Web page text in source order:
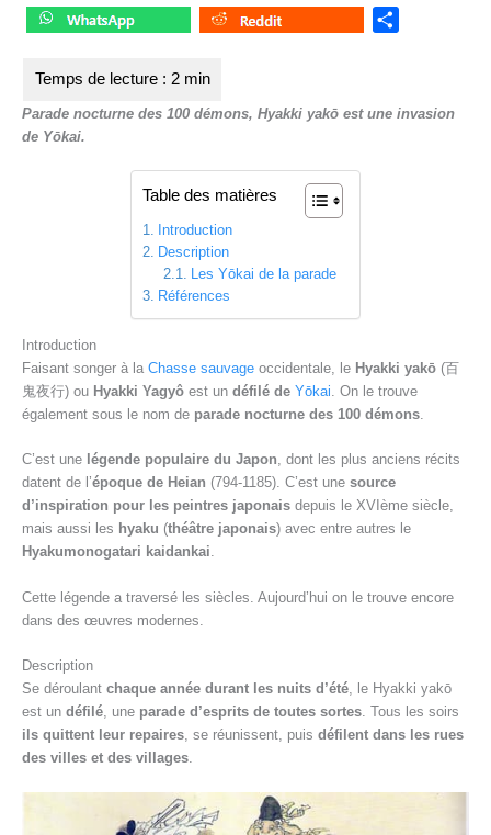
e
Parade nocturne des 100 démons, Hyakki yakō est une invasion
de Yōkai.
Table des matières
Introduction
Description
Les Yōkai de la parade
Références
Introduction
Faisant songer à la Chasse sauvage occidentale, le Hyakki yakō (百
鬼夜行) ou Hyakki Yagyô est un défilé de Yōkai . On le trouve
également sous le nom de parade nocturne des 100 démons
C’est une légende populaire du Japon, dont les plus anciens récits
datent de l’époque de Heian (794-1185). C’est une source
d’inspiration pour les peintres japonais depuis le XVIème siècle,
mais aussi les hyaku (théâtre japonais) avec entre autres le
Hyakumonogatari kaidankai.
Cette légende a traversé les siècles. Aujourd’hui on le trouve encore
dans des œuvres modernes.
Description
Se déroulant chaque année durant les nuits d’été, le Hyakki yakō
est un défilé, une parade d’esprits de toutes sortes. Tous les soirs
ils quittent leur repaires, se réunissent, puis défilent dans les rues
des villes et des villages.